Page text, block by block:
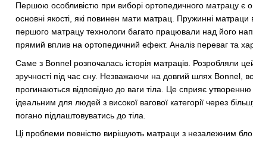
Першою особливістю при виборі ортопедичного матрацу є
основні якості, які повинен мати матрац. Пружинні
першого матрацу технологи багато працювали над його
прямий вплив на ортопедичний ефект. Аналіз переваг та
Саме з Bonnel розпочалась історія матраців. Розробляли
зручності під час сну. Незважаючи на довгий шлях Bonnel,
прогинаються відповідно до ваги тіла. Це сприяє
ідеальним для людей з високої вагової категорії через
погано підлаштовуватись до тіла.
Ці проблеми повністю вирішують матраци з незалежним